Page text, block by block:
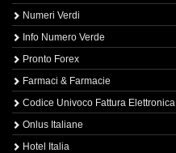
Numeri Verdi
Info Numero Verde
Pronto Forex
Farmaci & Farmacie
Codice Univoco Fattura Elettronica
Onlus Italiane
Hotel Italia